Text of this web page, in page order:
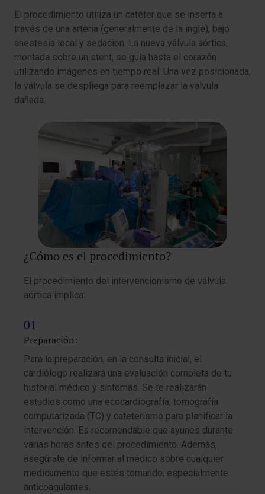
El procedimiento utiliza un catéter que se inserta a
través de una arteria (generalmente de la ingle), bajo
anestesia local y sedación. La nueva válvula aórtica,
montada sobre un stent, se guía hasta el corazón
utilizando imágenes en tiempo real. Una vez posicionada,
la válvula se despliega para reemplazar la válvula
dañada.
¿Cómo es el procedimiento?
El procedimiento del intervencionismo de válvula
aórtica implica:
Preparación:
Para la preparación, en la consulta inicial, el
cardiólogo realizará una evaluación completa de tu
historial médico y síntomas. Se te realizarán
estudios como una ecocardiografía, tomografía
computarizada (TC) y cateterismo para planificar la
intervención. Es recomendable que ayunes durante
varias horas antes del procedimiento. Además,
asegúrate de informar al médico sobre cualquier
medicamento que estés tomando, especialmente
anticoagulantes.